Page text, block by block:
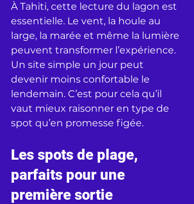
À Tahiti, cette lecture du lagon est
essentielle. Le vent, la houle au
large, la marée et même la lumière
peuvent transformer l’expérience.
Un site simple un jour peut
devenir moins confortable le
lendemain. C’est pour cela qu’il
vaut mieux raisonner en type de
spot qu’en promesse figée.
Les spots de plage,
parfaits pour une
première sortie